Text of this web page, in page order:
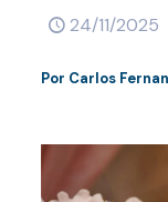
24/11/2025
Por Carlos